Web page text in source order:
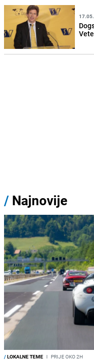
/ Najnovije
/LOKALNE TEME I PRIJE OKO 2H